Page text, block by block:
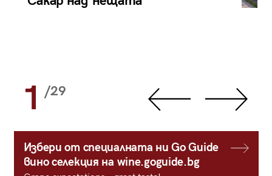
1 /29
Избери от специалната ни Go Guide
вино селекция на wine.goguide.bg